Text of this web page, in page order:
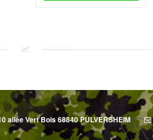
allée Vert Bois 68840 PULVERSHEIM